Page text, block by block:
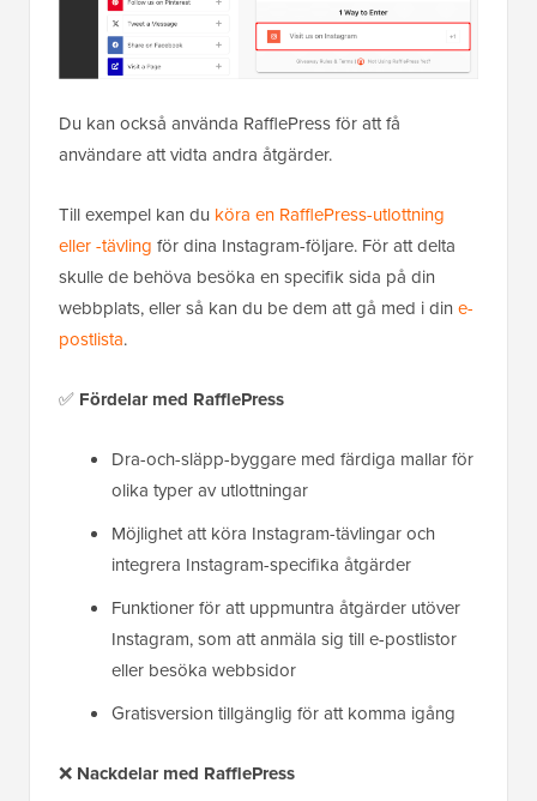
Du kan också använda RafflePress för att få
användare att vidta andra åtgärder.
Till exempel kan du köra en RafflePress-utlottning
eller -tävling för dina Instagram-följare. För att delta
skulle de behöva besöka en specifik sida på din
webbplats, eller så kan du be dem att gå med i din e-
postlista.
✅ Fördelar med RafflePress
Dra-och-släpp-byggare med färdiga mallar för
olika typer av utlottningar
Möjlighet att köra Instagram-tävlingar och
integrera Instagram-specifika åtgärder
Funktioner för att uppmuntra åtgärder utöver
Instagram, som att anmäla sig till e-postlistor
eller besöka webbsidor
Gratisversion tillgänglig för att komma igång
❌ Nackdelar med RafflePress